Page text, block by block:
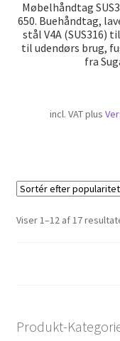
Møbelhåndtag
650. Buehåndtag,
stål V4A (SUS316)
til udendørs brug,
fra
incl. VATplus
Viser 1–12 af 17
Produkt-